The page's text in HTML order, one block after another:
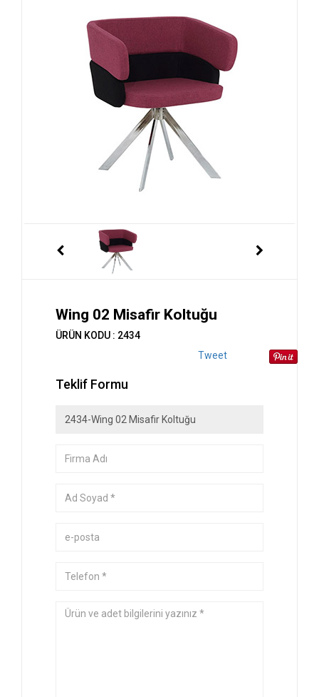
Wing 02 Misafir Koltuğu
ÜRÜN KODU : 2434
Tweet
Teklif Formu